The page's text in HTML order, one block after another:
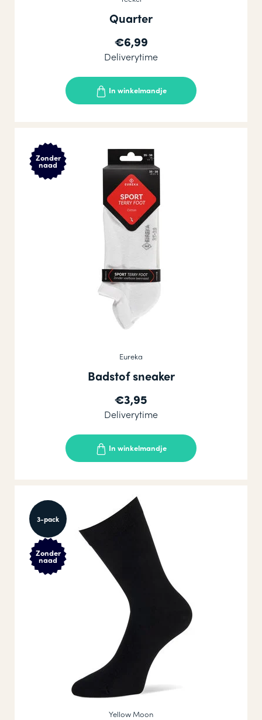
Quarter
€6,99
Deliverytime
In winkelmandje
Zonder
naad
Eureka
Badstof sneaker
€3,95
Deliverytime
In winkelmandje
3-pack
Zonder
naad
Yellow Moon